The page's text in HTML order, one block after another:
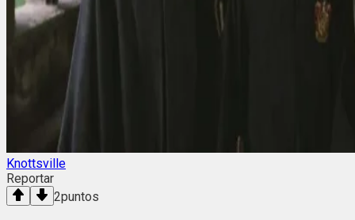
Knottsville
Reportar
2puntos